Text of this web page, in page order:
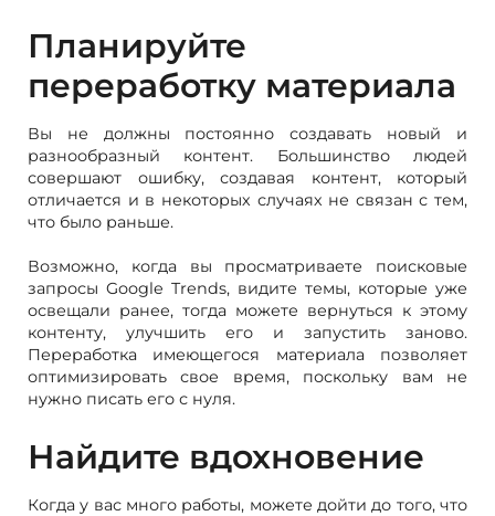
Планируйте
переработку материала
Вы не должны постоянно создавать новый и
разнообразный контент. Большинство людей
совершают ошибку, создавая контент, который
отличается и в некоторых случаях не связан с тем,
что было раньше.
Возможно, когда вы просматриваете поисковые
запросы Google Trends, видите темы, которые уже
освещали ранее, тогда можете вернуться к этому
контенту, улучшить его и запустить заново.
Переработка имеющегося материала позволяет
оптимизировать свое время, поскольку вам не
нужно писать его с нуля.
Найдите вдохновение
Когда у вас много работы, можете дойти до того, что